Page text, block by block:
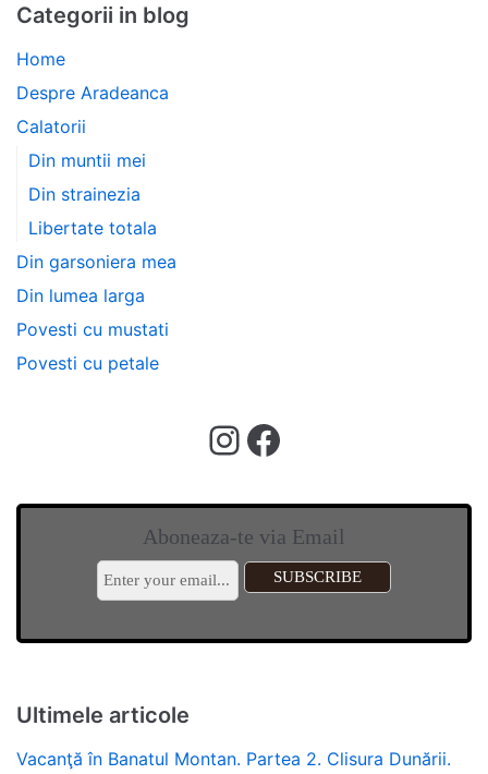
Categorii in blog
Home
Despre Aradeanca
Calatorii
Din muntii mei
Din strainezia
Libertate totala
Din garsoniera mea
Din lumea larga
Povesti cu mustati
Povesti cu petale
Aboneaza-te via Email
Ultimele articole
Vacanţă în Banatul Montan. Partea 2. Clisura Dunării.